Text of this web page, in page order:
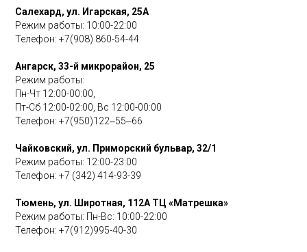
Салехард, ул. Игарская, 25А
Режим работы: 10:00-22:00
Телефон: +7(908) 860-54-44
Ангарск, 33-й микрорайон, 25
Режим работы:
Пн-Чт 12:00-00:00,
Пт-Сб 12:00-02:00, Вс 12:00-00:00
Телефон:+7(950)122‒55‒66
Чайковский, ул. Приморский бульвар, 32/1
Режим работы: 12:00-23:00
Телефон:+7 (342) 414-93-39
Тюмень, ул. Широтная, 112А ТЦ «Матрешка»
Режим работы: Пн-Вс: 10:00-22:00
Телефон:+7(912)995-40-30